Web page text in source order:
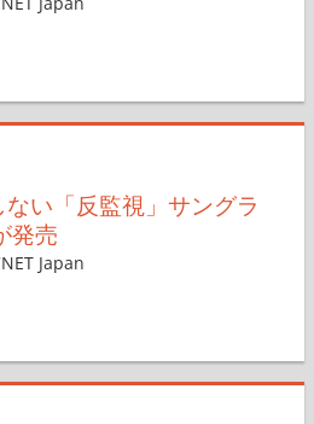
い「反監視」サングラ
発売
Japan